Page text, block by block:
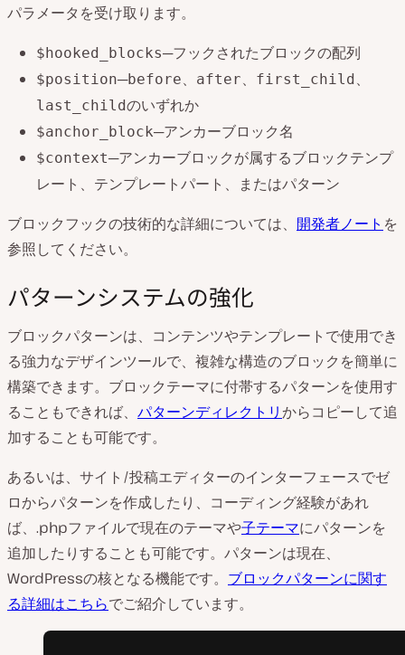
パラメータを受け取ります。
$hooked_blocks─フックされたブロックの配列
$position─before、 after、 first_child 、
last_childのいずれか
$anchor_block─アンカーブロック名
$context─アンカーブロックが属するブロックテンプ
レート、テンプレートパート、またはパターン
ブロックフックの技術的な詳細については、 開発者ノート を
参照してください。
パターンシステムの強化
ブロックパターンは、コンテンツやテンプレートで使用でき
る強力なデザインツールで、複雑な構造のブロックを簡単に
構築できます。ブロックテーマに付帯するパターンを使用す
ることもできれば、 パターンディレクトリからコピーして追
加することも可能です。
あるいは、サイト/投稿エディターのインターフェースでゼ
ロからパターンを作成したり、コーディング経験があれ
ば、.phpファイルで現在のテーマや子テーマにパターンを
追加したりすることも可能です。パターンは現在、
WordPressの核となる機能です。 ブロックパターンに関す
る詳細はこちらでご紹介しています。